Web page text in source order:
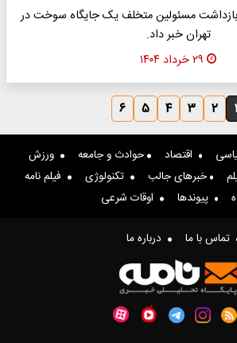
بازداشت مسئولین متخلف یک جایگاه سوخت در
تهران خبر داد.
۲۹ خرداد ۱۴۰۴
۱ ۲ ۳ ۴ ۵ ۶
اقتصاد حوادث و جامعه
ورزش
خبرهای جالب تکنولوژی
فیلم نامه
پیوندها اوقات شرعی
تماس با ما درباره ما